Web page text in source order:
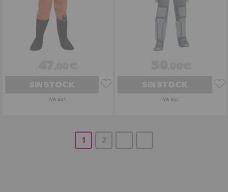
IVA Incl. IVA Incl.
1 2